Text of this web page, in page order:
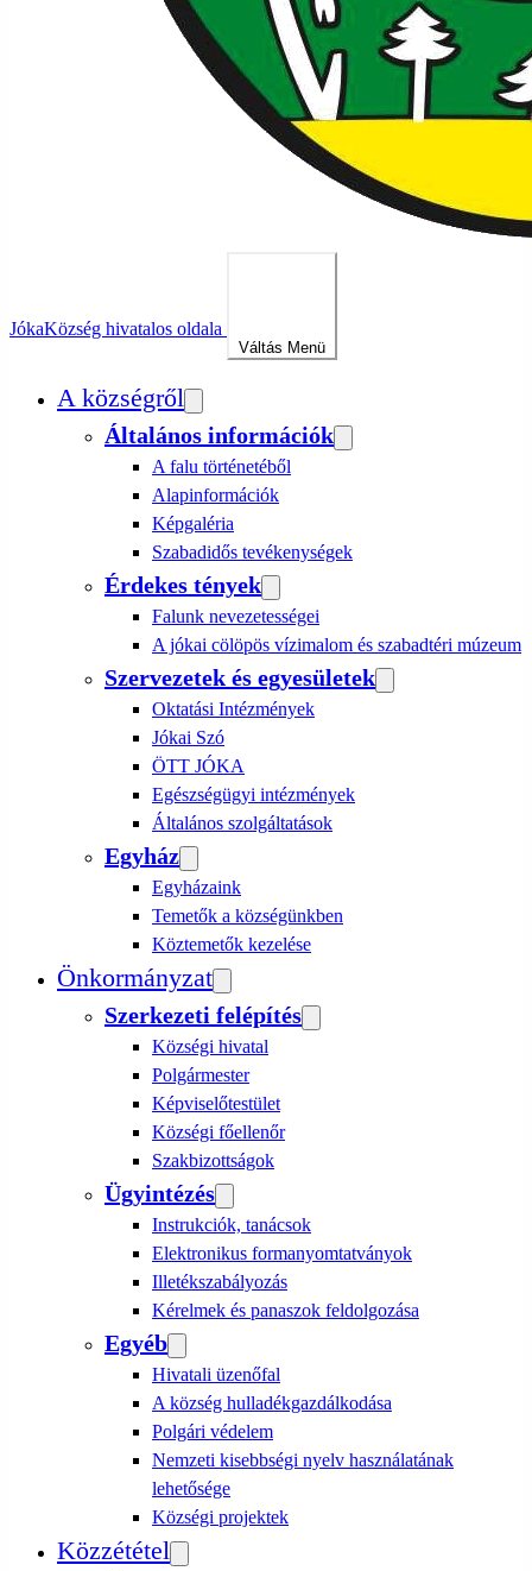
JókaKözség hivatalos oldala
Váltás Menü
A községről
Általános információk
A falu történetéből
Alapinformációk
Képgaléria
Szabadidős tevékenységek
Érdekes tények
Falunk nevezetességei
A jókai cölöpös vízimalom és szabadtéri múzeum
Szervezetek és egyesületek
Oktatási Intézmények
Jókai Szó
ÖTT JÓKA
Egészségügyi intézmények
Általános szolgáltatások
Egyház
Egyházaink
Temetők a községünkben
Köztemetők kezelése
Önkormányzat
Szerkezeti felépítés
Községi hivatal
Polgármester
Képviselőtestület
Községi főellenőr
Szakbizottságok
Ügyintézés
Instrukciók, tanácsok
Elektronikus formanyomtatványok
Illetékszabályozás
Kérelmek és panaszok feldolgozása
Egyéb
Hivatali üzenőfal
A község hulladékgazdálkodása
Polgári védelem
Nemzeti kisebbségi nyelv használatának
lehetősége
Községi projektek
Közzététel